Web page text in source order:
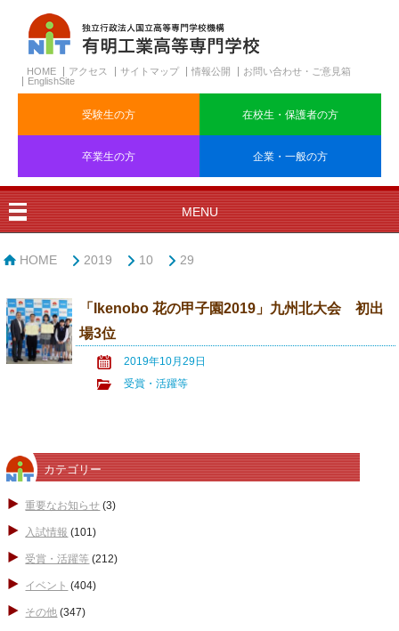
HOME アクセス サイトマップ 情報公開
お問い合わせ・ご意見箱
EnglishSite
受験生の方 在校生・保護者の方
卒業生の方 企業・一般の方
MENU
HOME 2019 10 29
「Ikenobo 花の甲子園2019」九州北大会 初出
場3位
2019年10月29日
受賞・活躍等
カテゴリー
重要なお知らせ (3)
入試情報 (101)
受賞・活躍等 (212)
イベント (404)
その他 (347)